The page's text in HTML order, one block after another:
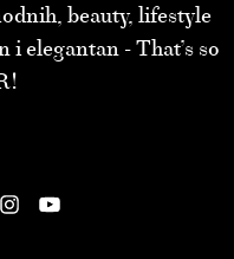
beauty, lifestyle
elegantan - That’s so